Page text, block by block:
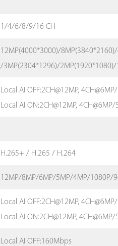
1/4/6/8/9/16 CH
12MP(4000*3000)/
/3MP(2304*1296)/
Local AI OFF:2CH@12MP,
Local AI ON:2CH@12MP, 4CH@6MP/
H.265+ / H.265 / H.264
12MP/8MP/6MP/5MP/4MP/1080P/
Local AI OFF:2CH@12MP,
Local AI ON:2CH@12MP, 4CH@6MP/
Local AI OFF:160Mbps